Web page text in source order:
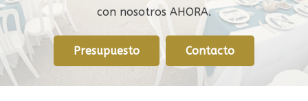
con nosotros AHORA.
Presupuesto Contacto